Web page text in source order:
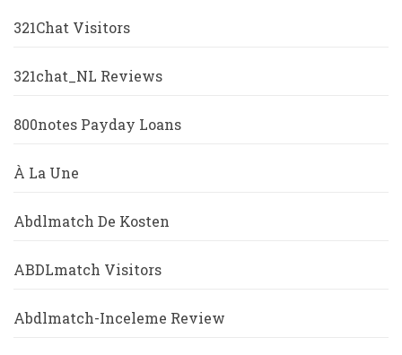
321Chat Visitors
321chat_NL Reviews
800notes Payday Loans
À La Une
Abdlmatch De Kosten
ABDLmatch Visitors
Abdlmatch-Inceleme Review